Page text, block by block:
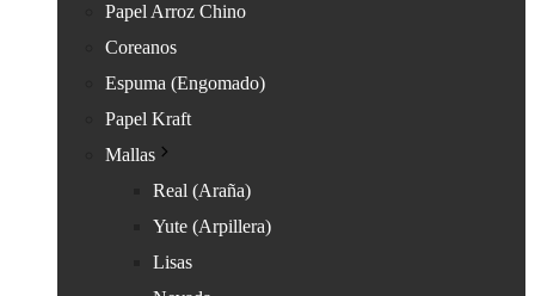
Papel Arroz Chino
Coreanos
Espuma (Engomado)
Papel Kraft
Mallas
Real (Araña)
Yute (Arpillera)
Lisas